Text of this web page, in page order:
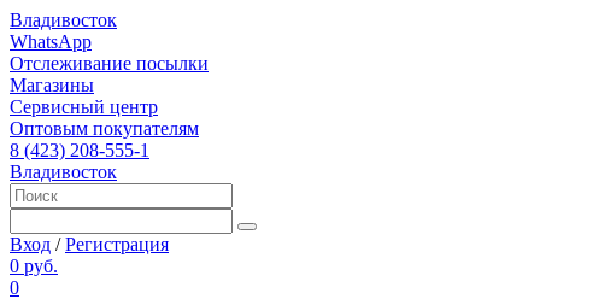
Владивосток
WhatsApp
Отслеживание посылки
Магазины
Сервисный центр
Оптовым покупателям
8 (423) 208-555-1
Владивосток
Вход /Регистрация
0 руб.
0